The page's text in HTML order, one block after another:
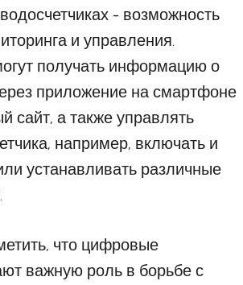
- возможность
и управления.
получать информацию о
приложение на смартфоне
сайт, а также управлять
например, включать и
устанавливать различные
что цифровые
важную роль в борьбе с